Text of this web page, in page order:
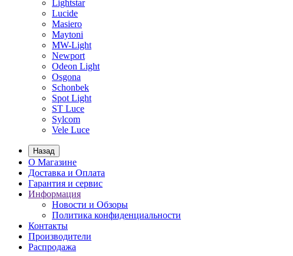
Lightstar
Lucide
Masiero
Maytoni
MW-Light
Newport
Odeon Light
Osgona
Schonbek
Spot Light
ST Luce
Sylcom
Vele Luce
Назад
О Магазине
Доставка и Оплата
Гарантия и сервис
Информация
Новости и Обзоры
Политика конфиденциальности
Контакты
Производители
Распродажа